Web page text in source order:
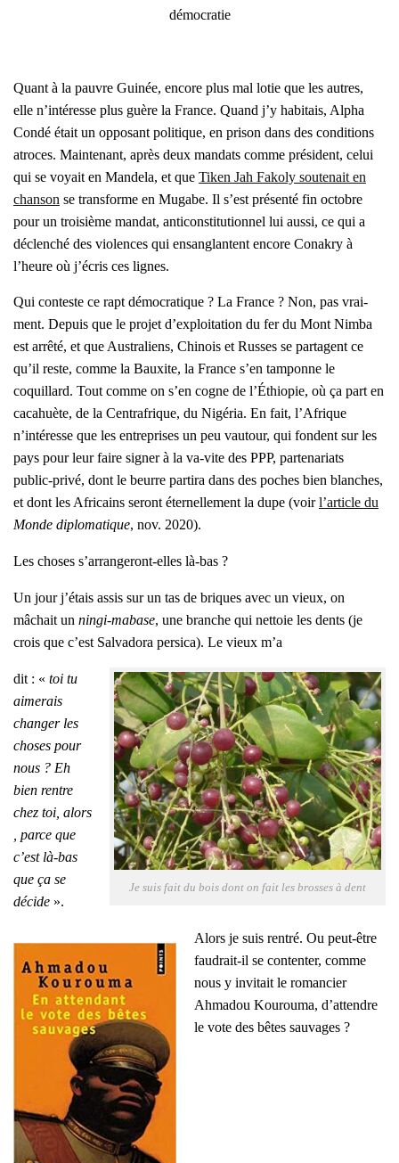
démo­cra­tie
Quant à la pauvre Gui­née, encore plus mal lotie que les autres,
elle n’intéresse plus guère la France. Quand j’y habi­tais, Alpha
Condé était un oppo­sant poli­tique, en pri­son dans des condi­tions
atroces. Main­te­nant, après deux man­dats comme pré­sident, celui
qui se voyait en Man­de­la, et que Tiken Jah Fako­ly sou­te­nait en
chan­son se trans­forme en Mugabe. Il s’est pré­sen­té fin octobre
pour un troi­sième man­dat, anti­cons­ti­tu­tion­nel lui aus­si, ce qui a
déclen­ché des vio­lences qui ensan­glantent encore Cona­kry à
l’heure où j’écris ces lignes.
Qui conteste ce rapt démo­cra­tique ? La France ? Non, pas vrai­
ment. Depuis que le pro­jet d’exploitation du fer du Mont Nim­ba
est arrê­té, et que Aus­tra­liens, Chi­nois et Russes se par­tagent ce
qu’il reste, comme la Bauxite, la France s’en tam­ponne le
coquillard. Tout comme on s’en cogne de l’Éthiopie, où ça part en
caca­huète, de la Cen­tra­frique, du Nigé­ria. En fait, l’Afrique
n’intéresse que les entre­prises un peu vau­tour, qui fondent sur les
pays pour leur faire signer à la va-vite des PPP, par­te­na­riats
public-pri­vé, dont le beurre par­ti­ra dans des poches bien blanches,
et dont les Afri­cains seront éter­nel­le­ment la dupe (voirl’ar­ticle du
Monde diplo­ma­tique, nov. 2020).
Les choses s’arrangeront-elles là-bas ?
Un jour j’étais assis sur un tas de briques avec un vieux, on
mâchait un nin­gi-mabase, une branche qui net­toie les dents (je
crois que c’est Sal­va­do­ra per­si­ca). Le vieux m’a
Je suis fait du bois dont on fait les brosses à dent
dit : « toi tu
aime­rais
chan­ger les
choses pour
nous ? Eh
bien rentre
chez toi, alors
, parce que
c’est là-bas
que ça se
décide ».
Alors je suis ren­tré. Ou peut-être
fau­drait-il se conten­ter, comme
nous y invi­tait le roman­cier
Ahma­dou Kou­rou­ma, d’at­tendre
le vote des bêtes sau­vages ?